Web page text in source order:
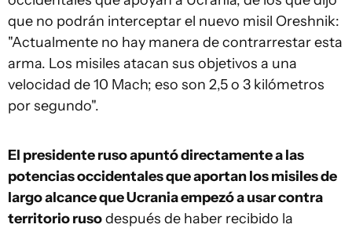
que no podrán interceptar el nuevo misil Oreshnik:
"Actualmente no hay manera de contrarrestar esta
arma. Los misiles atacan sus objetivos a una
velocidad de 10 Mach; eso son 2,5 o 3 kilómetros
por segundo".
El presidente ruso apuntó directamente a las
potencias occidentales que aportan los misiles de
largo alcance que Ucrania empezó a usar contra
territorio rusodespués de haber recibido la